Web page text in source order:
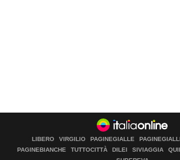
LIBERO VIRGILIO PAGINEGIALLE
PAGINEBIANCHE
TUTTOCITTÀ DILEI SIVIAGGIA